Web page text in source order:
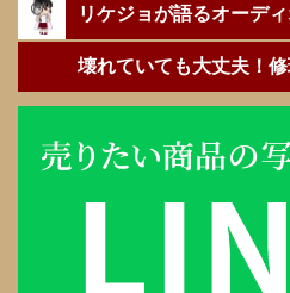
リケジョが語るオーデ
壊れていても大丈夫！